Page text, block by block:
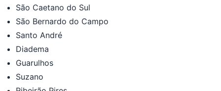
São Caetano do Sul
São Bernardo do Campo
Santo André
Diadema
Guarulhos
Suzano